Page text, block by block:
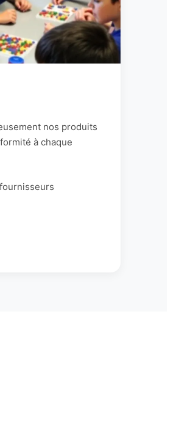
nos produits
à chaque